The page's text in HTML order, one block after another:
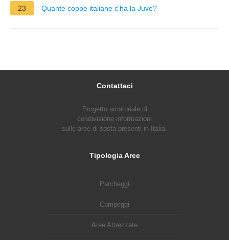
23 Quante coppe italiane c'ha la Juve?
Contattaci
Progetto amatoriale di
condivisione informazioni
sulle aree di sosta presenti in Italia.
Tipologia Aree
Parcheggi
Campeggi
Aree Attrezzate